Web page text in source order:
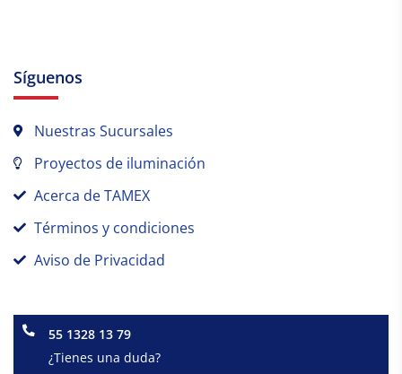
Síguenos
Nuestras Sucursales
Proyectos de iluminación
Acerca de TAMEX
Términos y condiciones
Aviso de Privacidad
55 1328 13 79
¿Tienes una duda?